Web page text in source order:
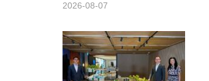
2026-08-07